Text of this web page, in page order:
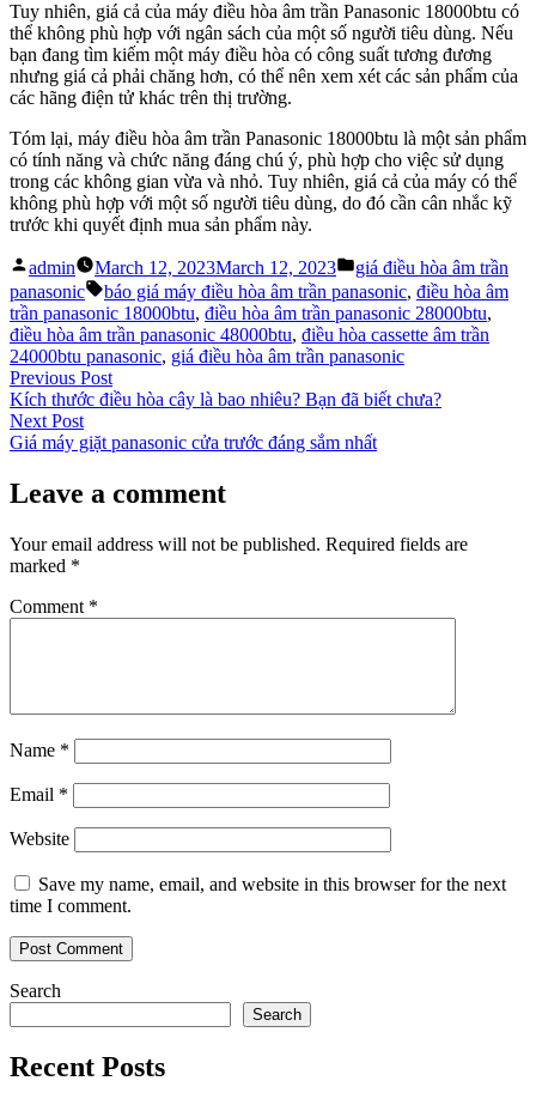
Tuy nhiên, giá cả của máy điều hòa âm trần Panasonic 18000btu có
thể không phù hợp với ngân sách của một số người tiêu dùng. Nếu
bạn đang tìm kiếm một máy điều hòa có công suất tương đương
nhưng giá cả phải chăng hơn, có thể nên xem xét các sản phẩm của
các hãng điện tử khác trên thị trường.
Tóm lại, máy điều hòa âm trần Panasonic 18000btu là một sản phẩm
có tính năng và chức năng đáng chú ý, phù hợp cho việc sử dụng
trong các không gian vừa và nhỏ. Tuy nhiên, giá cả của máy có thể
không phù hợp với một số người tiêu dùng, do đó cần cân nhắc kỹ
trước khi quyết định mua sản phẩm này.
Posted
by
admin March 12, 2023March 12, 2023
Posted
in
giá điều hòa âm trần
panasonic
Tags:
báo giá máy điều hòa âm trần panasonic, điều hòa âm
trần panasonic 18000btu, điều hòa âm trần panasonic 28000btu,
điều hòa âm trần panasonic 48000btu, điều hòa cassette âm trần
24000btu panasonic, giá điều hòa âm trần panasonic
Post
navigation
Previous PostPrevious
post:
Kích thước điều hòa cây là bao nhiêu? Bạn đã biết chưa?
Next PostNext
post:
Giá máy giặt panasonic cửa trước đáng sắm nhất
Leave a comment
Your email address will not be published. Required fields are
marked *
Comment *
Name *
Email *
Website
Save my name, email, and website in this browser for the next
time I comment.
Search
Search
Recent Posts